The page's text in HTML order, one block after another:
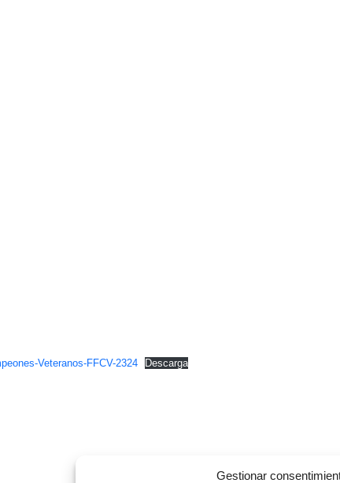
Gestionar
Veteranos-FFCV-2324 Descarga